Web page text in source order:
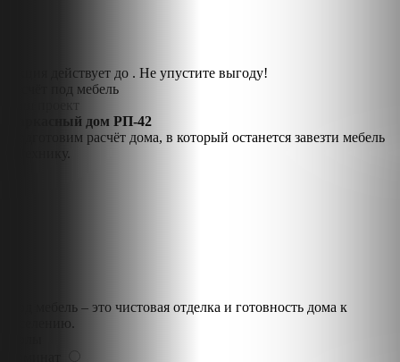
Акция действует до . Не упустите выгоду!
Расчёт под мебель
Каркасный дом РП-42
Подготовим расчёт дома, в который останется завезти мебель
Под мебель – это чистовая отделка и готовность дома к
заселению.